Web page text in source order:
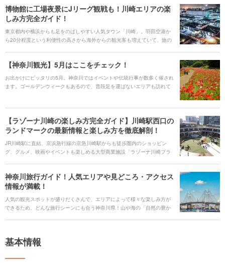
博物館に工場夜景にJリーグ観戦も！川崎エリアの楽
しみ方完全ガイド！
東京都内や横浜からも足をのばしやすい人気タウン「川崎」。羽田空港か
ら20分程度という利便性の高さから海外からの観光客も増えていて、旅の
ョッピングや映画やグルメも大充実。神奈川県内外からにぎやかで活気に
スポットから意外と知られていないとっておきのスポットについてまとめ
ました。読めばきっと川崎へ行ってみたくなる！そんな情報が満載です。
【神奈川観光】5月はここをチェック！
お出かけにピッタリの5月。神奈川ではイベントや伝統行事が数多く催され
ます。ゴールデンウィークもあるので、普段足を運ばないエリアも訪れて
【ラゾーナ川崎の楽しみ方完全ガイド】川崎駅西口の
ランドマークの最新情報と楽しみ方を徹底解剖！
JR川崎駅に直結、京浜急行線の京急川崎駅からも徒歩圏内のショッピン
グ、グルメ、映画やイベントも楽しめる大型商業施設「ラゾーナ川崎プラ
が数多く訪れるスポットです。ホッと一息つけるスペースも多いので、ゆ
っくりショッピングが楽しめます。開放感のあるルーファ広場では多彩な
プラザ」の魅力をご紹介します。
神奈川旅行ガイド！人気エリアや見どころ・アクセス
情報が満載！
人気の観光スポットが盛りだくさんで、エリアによって様々な楽しみ方が
できるため、どんな旅行シーンにも合う神奈川県！山や海の「自然の豊か
な環境から生まれる「新鮮な魚と野菜」によるご当地グルメも盛りだくさ
川県の旅行情報をご紹介します。
基本情報